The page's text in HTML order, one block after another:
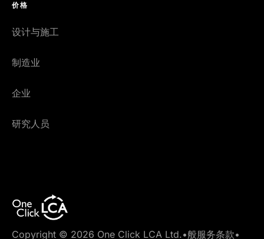
价格
设计与施工
制造业
企业
研究人员
Copyright © 2026 One Click LCA Ltd.•般服务条款•